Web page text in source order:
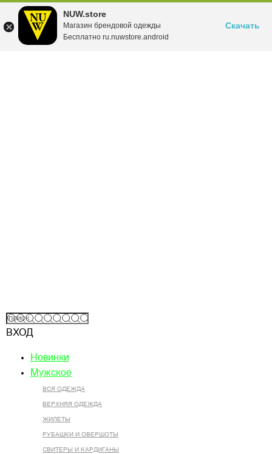
NUW.store
Магазин брендовой одежды
Бесплатно ru.nuwstore.android
Скачать
ВХОД
Новинки
Мужское
ВСЯ ОДЕЖДА
ВЕРХНЯЯ ОДЕЖДА
ЖИЛЕТЫ
РУБАШКИ И ОВЕРШОТЫ
СВИТЕРЫ И КАРДИГАНЫ